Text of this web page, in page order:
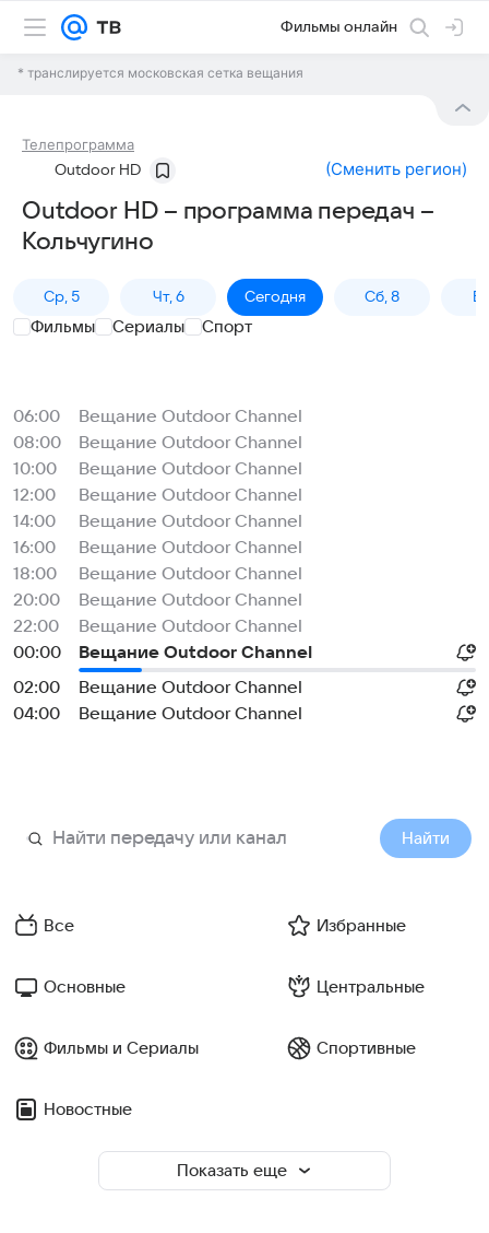
Фильмы онлайн
* транслируется московская сетка вещания
Телепрограмма
Outdoor HD (Сменить регион)
Outdoor HD – программа передач –
Кольчугино
Ср, 5 Чт, 6 Сегодня Сб, 8
Фильмы Сериалы Спорт
06:00
Вещание Outdoor Channel
08:00
Вещание Outdoor Channel
10:00
Вещание Outdoor Channel
12:00
Вещание Outdoor Channel
14:00
Вещание Outdoor Channel
16:00
Вещание Outdoor Channel
18:00
Вещание Outdoor Channel
20:00
Вещание Outdoor Channel
22:00
Вещание Outdoor Channel
00:00
Вещание Outdoor Channel
02:00
Вещание Outdoor Channel
04:00
Вещание Outdoor Channel
Найти
Все Избранные
Основные Центральные
Фильмы и Сериалы Спортивные
Новостные
Показать еще